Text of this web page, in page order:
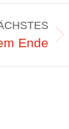
Ende